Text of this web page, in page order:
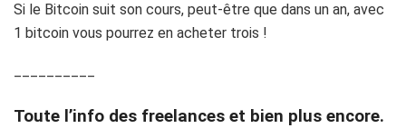
Si le Bitcoin suit son cours, peut-être que dans un an, avec
1 bitcoin vous pourrez en acheter trois !
Toute l’info des freelances et bien plus encore.